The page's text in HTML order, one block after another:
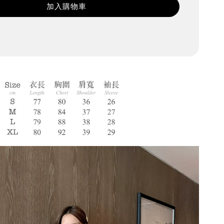
加入購物車